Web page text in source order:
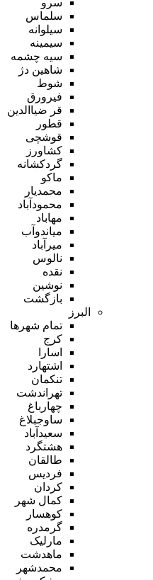
سلماس
سیلوانه
سیمینه
سیه چشمه
شاهین دژ
شوط
فیرورق
قر ضیاالدین
قطور
قوشچی
کشاورز
گردکشانه
ماکو
محمدیار
محمودآباد
مهاباد
میاندوآب
میرآباد
نالوس
نقده
نوشین
بازگشت
البرز
تمام شهر‌ها
کرج
اسارا
اشتهارد
تنکمان
تهراندشت
چهارباغ
ساوجبلاغ
سعیدآباد
هشتگرد
طالقان
فردیس
کردان
کمال شهر
کوهسار
گرمدره
مارلیک
ماهدشت
محمدشهر